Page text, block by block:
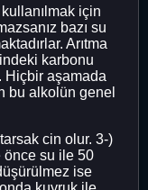
için
bazı su
Arıtma
karbonu
Hiçbir aşamada
bu alkolün genel
cin olur. 3-)
önce su ile 50
ise